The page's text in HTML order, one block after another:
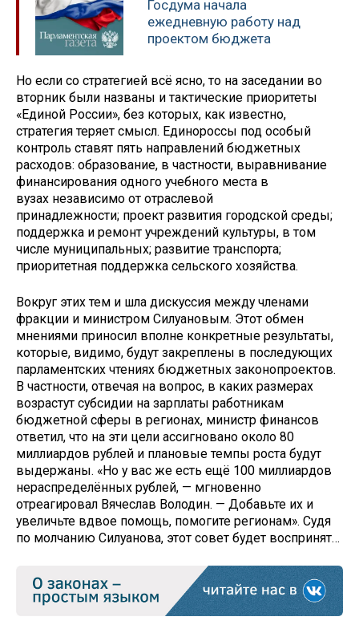
Госдума начала
ежедневную работу над
проектом бюджета
Но если со стратегией всё ясно, то на заседании во
вторник были названы и тактические приоритеты
«Единой России», без которых, как известно,
стратегия теряет смысл. Единороссы под особый
контроль ставят пять направлений бюджетных
расходов: образование, в частности, выравнивание
финансирования одного учебного места в
вузах независимо от отраслевой
принадлежности; проект развития городской среды;
поддержка и ремонт учреждений культуры, в том
числе муниципальных; развитие транспорта;
приоритетная поддержка сельского хозяйства.
Вокруг этих тем и шла дискуссия между членами
фракции и министром Силуановым. Этот обмен
мнениями приносил вполне конкретные результаты,
которые, видимо, будут закреплены в последующих
парламентских чтениях бюджетных законопроектов.
В частности, отвечая на вопрос, в каких размерах
возрастут субсидии на зарплаты работникам
бюджетной сферы в регионах, министр финансов
ответил, что на эти цели ассигновано около 80
миллиардов рублей и плановые темпы роста будут
выдержаны. «Но у вас же есть ещё 100 миллиардов
нераспределённых рублей, — мгновенно
отреагировал Вячеслав Володин. — Добавьте их и
увеличьте вдвое помощь, помогите регионам». Судя
по молчанию Силуанова, этот совет будет воспринят…